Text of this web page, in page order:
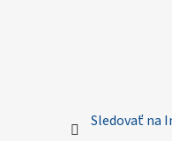
Sledovať na